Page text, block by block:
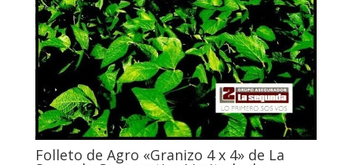
Folleto de Agro «Granizo 4 x 4» de La